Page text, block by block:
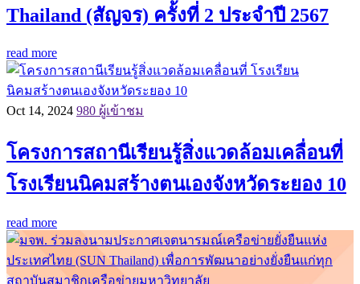
Thailand (สัญจร) ครั้งที่ 2 ประจำปี 2567
read more
Oct 14, 2024 980 ผู้เข้าชม
โครงการสถานีเรียนรู้สิ่งแวดล้อมเคลื่อนที่
โรงเรียนนิคมสร้างตนเองจังหวัดระยอง 10
read more